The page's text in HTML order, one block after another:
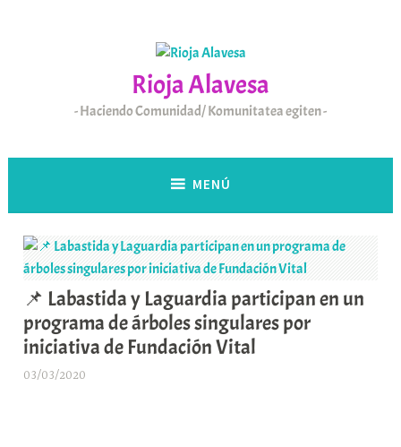
Rioja Alavesa
Haciendo Comunidad/ Komunitatea egiten
MENÚ
📌 Labastida y Laguardia participan en un
programa de árboles singulares por
iniciativa de Fundación Vital
03/03/2020